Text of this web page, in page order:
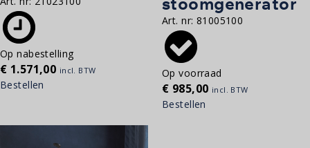
Op nabestelling
€ 1.571,00 incl. BTW
Bestellen
Art. nr: 81005100
Op voorraad
€ 985,00 incl. BTW
Bestellen